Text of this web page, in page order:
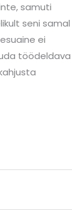
samuti
seni samal
ei
töödeldava